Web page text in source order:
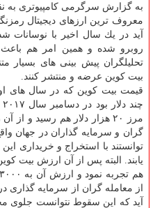
به گزارش سرگرمی كامپیوتری به
معروف ترین ارزهای دیجیتال
آید در یك سال اخیر با نوسانات
روبرو شده و همین امر هم
تحلیلگران پیش بینی های بسیار
بیت كوین عرضه و منتشر كنند.
قیمت بیت كوین كه در سال های
مرز ۲۰ هزار دلار هم رسید و
گران و سرمایه گذاران در جهان
توانستند با استخراج و خریداری
یابند. البته پس از آن ارزش بیت
از معامله گران از سرمایه گذاری
آید كه این سقوط نتوانست جلوی